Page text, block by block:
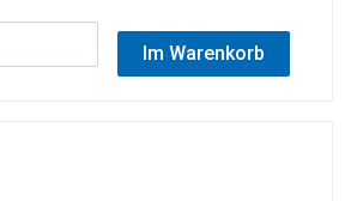
Im Warenkorb